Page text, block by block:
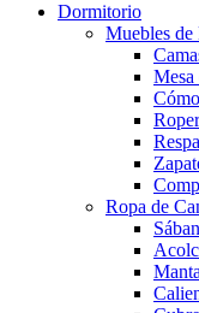
Dormitorio
Muebles
Mesa
Ropa de